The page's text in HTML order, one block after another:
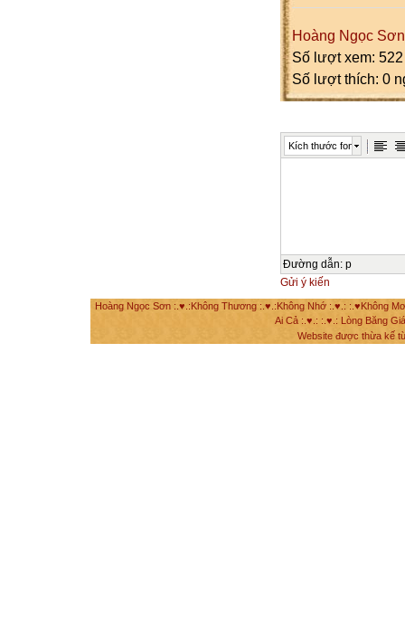
Hoàng Ngọc Sơn
Số lượt xem: 522
Số lượt thích: 0
Kích thước font
Đường dẫn: p
Gửi ý kiến
Hoàng Ngọc Sơn :.♥.:Không Thương :.♥.:Không Nhớ :.♥.: :.♥Không
Ai Cả :.♥.: :.♥.: Lòng Băng
Website được thừa kế